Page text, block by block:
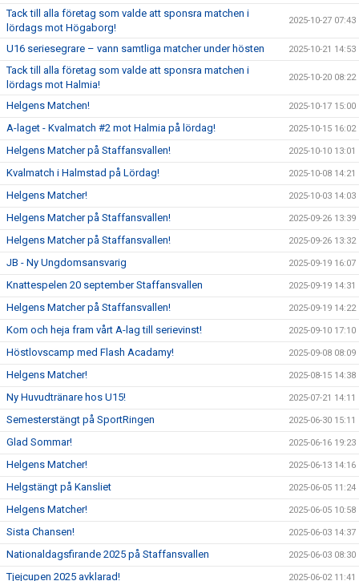
Tack till alla företag som valde att sponsra matchen i
lördags mot Högaborg!
2025-10-27 07:43
U16 seriesegrare – vann samtliga matcher under hösten 2025-10-21 14:53
Tack till alla företag som valde att sponsra matchen i
lördags mot Halmia!
2025-10-20 08:22
Helgens Matchen! 2025-10-17 15:00
A-laget - Kvalmatch #2 mot Halmia på lördag! 2025-10-15 16:02
Helgens Matcher på Staffansvallen! 2025-10-10 13:01
Kvalmatch i Halmstad på Lördag! 2025-10-08 14:21
Helgens Matcher! 2025-10-03 14:03
Helgens Matcher på Staffansvallen! 2025-09-26 13:39
Helgens Matcher på Staffansvallen! 2025-09-26 13:32
JB - Ny Ungdomsansvarig 2025-09-19 16:07
Knattespelen 20 september Staffansvallen 2025-09-19 14:31
Helgens Matcher på Staffansvallen! 2025-09-19 14:22
Kom och heja fram vårt A-lag till serievinst! 2025-09-10 17:10
Höstlovscamp med Flash Acadamy! 2025-09-08 08:09
Helgens Matcher! 2025-08-15 14:38
Ny Huvudtränare hos U15! 2025-07-21 14:11
Semesterstängt på SportRingen 2025-06-30 15:11
Glad Sommar! 2025-06-16 19:23
Helgens Matcher! 2025-06-13 14:16
Helgstängt på Kansliet 2025-06-05 11:24
Helgens Matcher! 2025-06-05 10:58
Sista Chansen! 2025-06-03 14:37
Nationaldagsfirande 2025 på Staffansvallen 2025-06-03 08:30
Tjejcupen 2025 avklarad! 2025-06-02 11:41